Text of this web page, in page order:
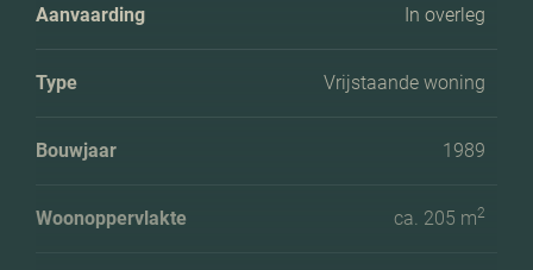
Aanvaarding In overleg
Type Vrijstaande woning
Bouwjaar 1989
Woonoppervlakte ca. 205 m2